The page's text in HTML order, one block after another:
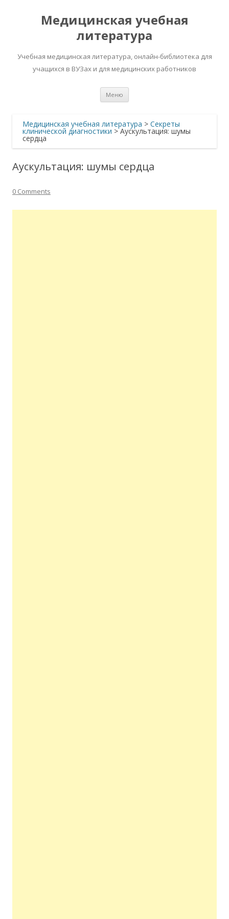
Медицинская учебная
литература
Учебная медицинская литература, онлайн-библиотека для
учащихся в ВУЗах и для медицинских работников
Меню
Медицинская учебная литература > Секреты
клинической диагностики >Аускультация: шумы
сердца
Аускультация: шумы сердца
0 Comments